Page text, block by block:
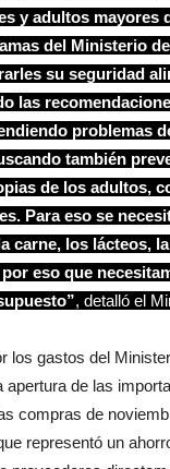
y adultos mayores
del Ministerio
su seguridad
las
problemas
también
de los adultos,
Para eso se
carne, los lácteos,
eso que
, detalló el
los gastos del
apertura de las
compras de
representó un